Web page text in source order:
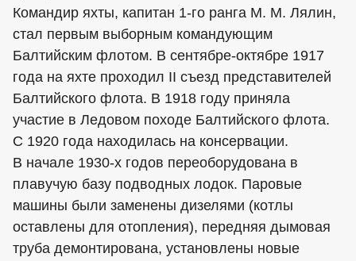
Командир яхты, капитан 1-го ранга М. М. Лялин,
стал первым выборным командующим
Балтийским флотом. В сентябре-октябре 1917
года на яхте проходил II съезд представителей
Балтийского флота. В 1918 году приняла
участие в Ледовом походе Балтийского флота.
С 1920 года находилась на консервации.
В начале 1930-х годов переоборудована в
плавучую базу подводных лодок. Паровые
машины были заменены дизелями (котлы
оставлены для отопления), передняя дымовая
труба демонтирована, установлены новые